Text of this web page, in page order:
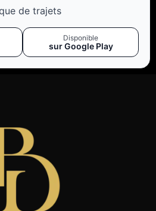
de trajets
Disponible
sur Google Play